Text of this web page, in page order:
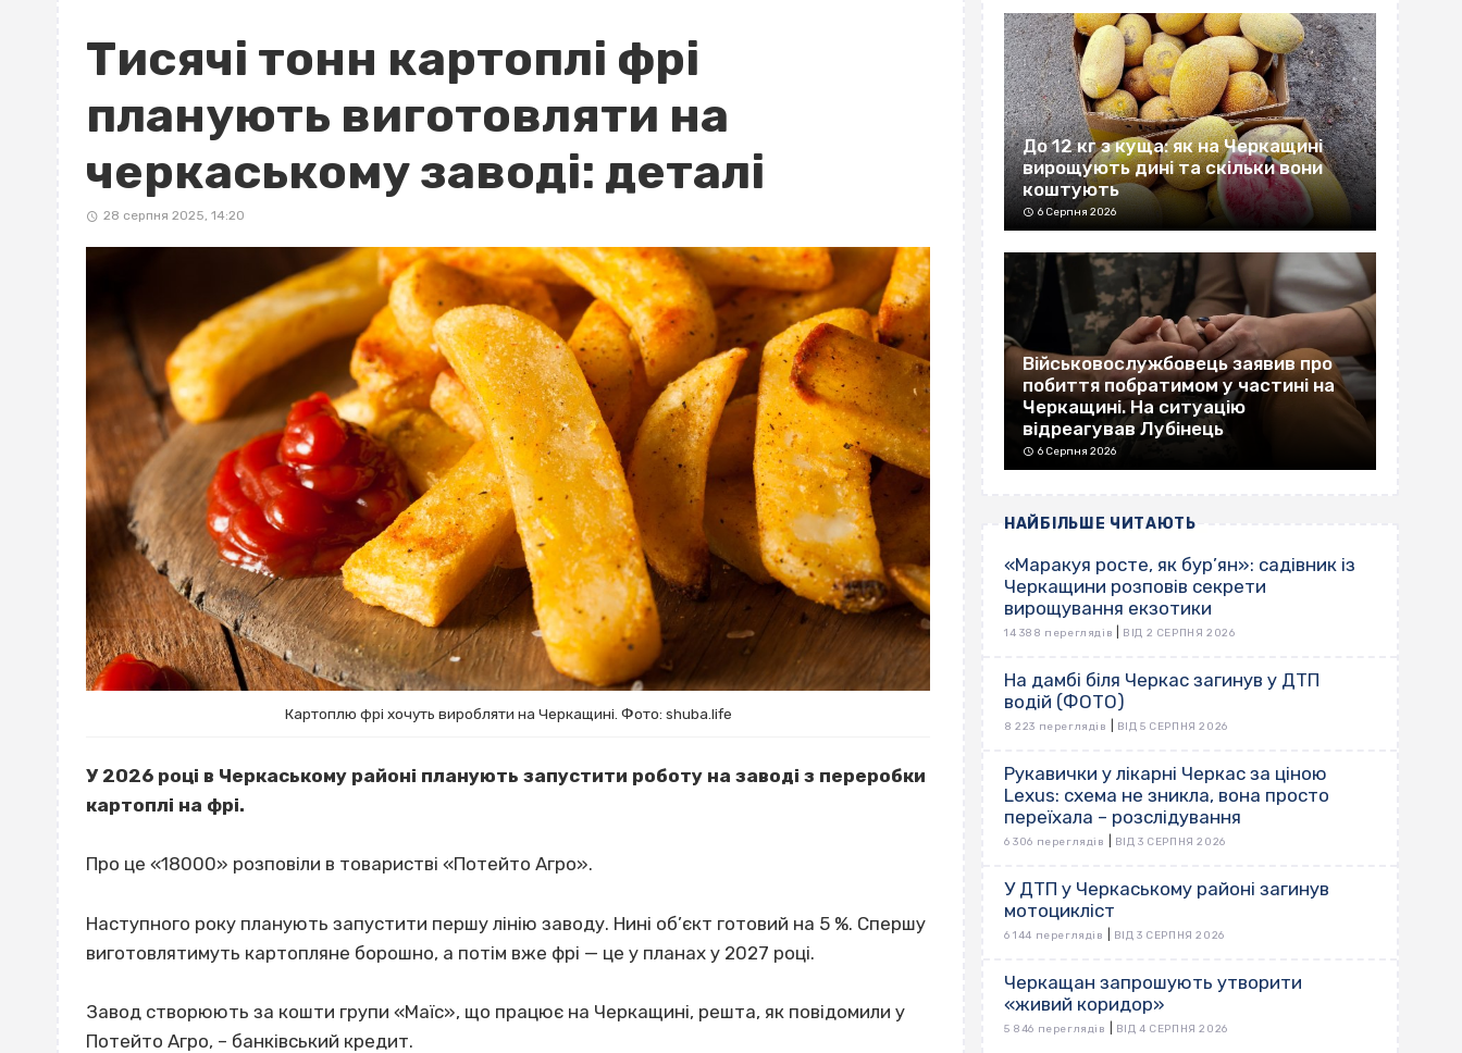
Тисячі тонн картоплі фрі
планують виготовляти на
черкаському заводі: деталі
28 серпня 2025, 14:20
Картоплю фрі хочуть виробляти на Черкащині. Фото: shuba.life
У 2026 році в Черкаському районі планують запустити роботу на заводі з переробки
картоплі на фрі.
Про це «18000» розповіли в товаристві «Потейто Агро».
Наступного року планують запустити першу лінію заводу. Нині об’єкт готовий на 5 %. Спершу
виготовлятимуть картопляне борошно, а потім вже фрі — це у планах у 2027 році.
Завод створюють за кошти групи «Маїс», що працює на Черкащині, решта, як повідомили у
Потейто Агро, – банківський кредит.
До 12 кг з куща: як на Черкащині
вирощують дині та скільки вони
коштують
6 Серпня 2026
Військовослужбовець заявив про
побиття побратимом у частині на
Черкащині. На ситуацію
відреагував Лубінець
6 Серпня 2026
НАЙБІЛЬШЕ ЧИТАЮТЬ
«Маракуя росте, як бур’ян»: садівник із
Черкащини розповів секрети
вирощування екзотики
14 388 переглядів ВІД 2 СЕРПНЯ 2026
На дамбі біля Черкас загинув у ДТП
водій (ФОТО)
8 223 переглядів ВІД 5 СЕРПНЯ 2026
Рукавички у лікарні Черкас за ціною
Lexus: схема не зникла, вона просто
переїхала – розслідування
6 306 переглядів ВІД 3 СЕРПНЯ 2026
У ДТП у Черкаському районі загинув
мотоцикліст
6 144 переглядів ВІД 3 СЕРПНЯ 2026
Черкащан запрошують утворити
«живий коридор»
5 846 переглядів ВІД 4 СЕРПНЯ 2026